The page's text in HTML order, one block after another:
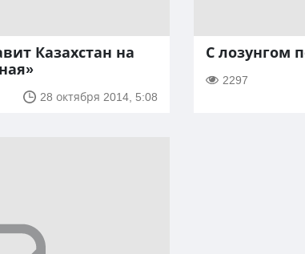
Казахстан на
28 октября 2014, 5:08
С лозунгом
2297